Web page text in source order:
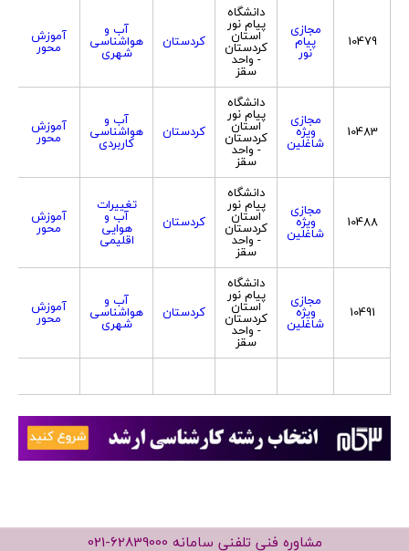
10479
مجازی
پیام
نور
دانشگاه
پیام نور
استان
کردستان
- واحد
سقز
کردستان
آب و
هواشناسی
شهری
آموزش
محور
10483
مجازی
ویژه
شاغلین
دانشگاه
پیام نور
استان
کردستان
- واحد
سقز
کردستان
آب و
هواشناسی
کاربردی
آموزش
محور
10488
مجازی
ویژه
شاغلین
دانشگاه
پیام نور
استان
کردستان
- واحد
سقز
کردستان
تغییرات
آب و
هوایی
اقلیمی
آموزش
محور
10491
مجازی
ویژه
شاغلین
دانشگاه
پیام نور
استان
کردستان
- واحد
سقز
کردستان
آب و
هواشناسی
شهری
آموزش
محور
مشاوره فنی تلفنی سامانه 021-62839000